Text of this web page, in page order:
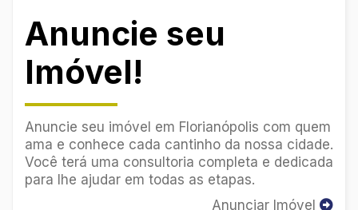
Anuncie seu
Imóvel!
Anuncie seu imóvel em Florianópolis com quem
ama e conhece cada cantinho da nossa cidade.
Você terá uma consultoria completa e dedicada
para lhe ajudar em todas as etapas.
Anunciar Imóvel